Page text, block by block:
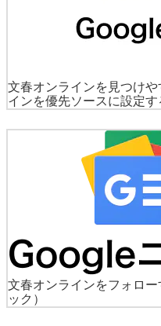
文春オンラインを見つけや
インを優先ソースに設定す
文春オンラインをフォロー
ック）